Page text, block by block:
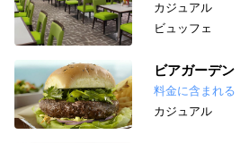
カジュアル
ビュッフェ
ビアガーデン
料金に含まれる
カジュアル